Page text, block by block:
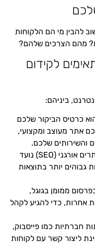
להבין מי הם הלקוחות
מהם הצרכים שלהם?
לקידום
ביניהם:
כרטיס הביקור שלכם
אתר מעוצב ומקצועי,
והשירותים שלכם.
קידום אתרים אורגני (SEO) נועד
יותר בתוצאות
ממומן בגוגל,
אחרות, כדי להגיע לקהל
חברתיות כמו פייסבוק,
ליצור קשר עם לקוחות